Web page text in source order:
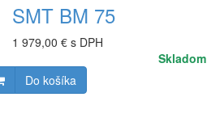
SMT BM 75
1 979,00 € s DPH
Skladom
Do košíka